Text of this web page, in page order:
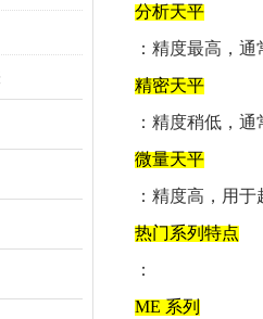
‌分析天平‌
：精度最高，
‌精密天平‌
：精度稍低，
‌微量天平‌
：精度高，用
‌热门系列特点‌
：
‌ME 系列‌